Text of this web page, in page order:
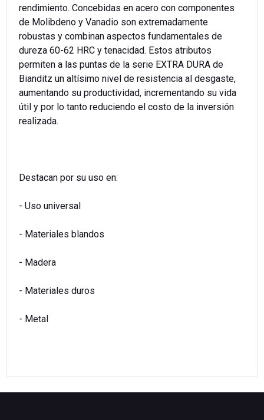
rendimiento. Concebidas en acero con componentes
de Molibdeno y Vanadio son extremadamente
robustas y combinan aspectos fundamentales de
dureza 60-62 HRC y tenacidad. Estos atributos
permiten a las puntas de la serie EXTRA DURA de
Bianditz un altísimo nivel de resistencia al desgaste,
aumentando su productividad, incrementando su vida
útil y por lo tanto reduciendo el costo de la inversión
realizada.
Destacan por su uso en:
- Uso universal
- Materiales blandos
- Madera
- Materiales duros
- Metal